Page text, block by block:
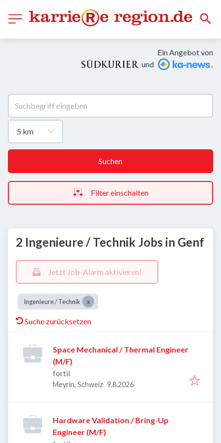
Ein Angebot von
und
Suchen
Filter einschalten
2 Ingenieure / Technik Jobs in Genf
Jetzt Job-Alarm aktivieren!
Ingenieure / Technik
Suche zurücksetzen
Space Mechanical / Thermal Engineer
(M/F)
fortil
Meyrin, Schweiz Veröffentlicht
9.8.2026
Hardware Validation / Bring-Up
Engineer (M/F)